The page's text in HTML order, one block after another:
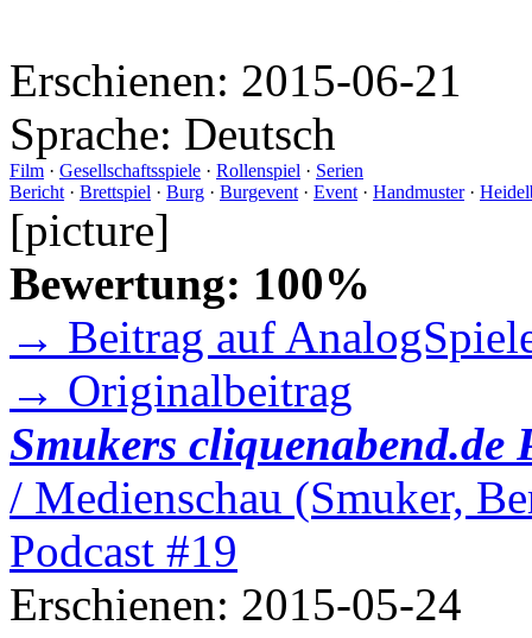
Erschienen: 2015-06-21
Sprache: Deutsch
Film · Gesellschaftsspiele · Rollenspiel · Serien
Bericht · Brettspiel · Burg · Burgevent · Event · Handmuster·
[picture]
Bewertung: 100%
→ Beitrag auf
→ Originalbeitrag
Smukers cliquenabend.de
/ Medienschau (Smuker,
Podcast #19
Erschienen: 2015-05-24